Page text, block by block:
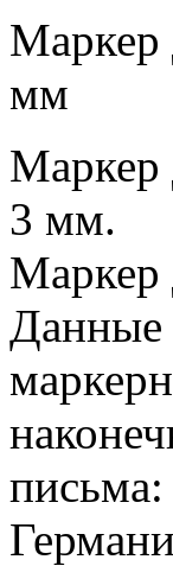
Маркер
мм
Маркер
3 мм.
Маркер
Данные